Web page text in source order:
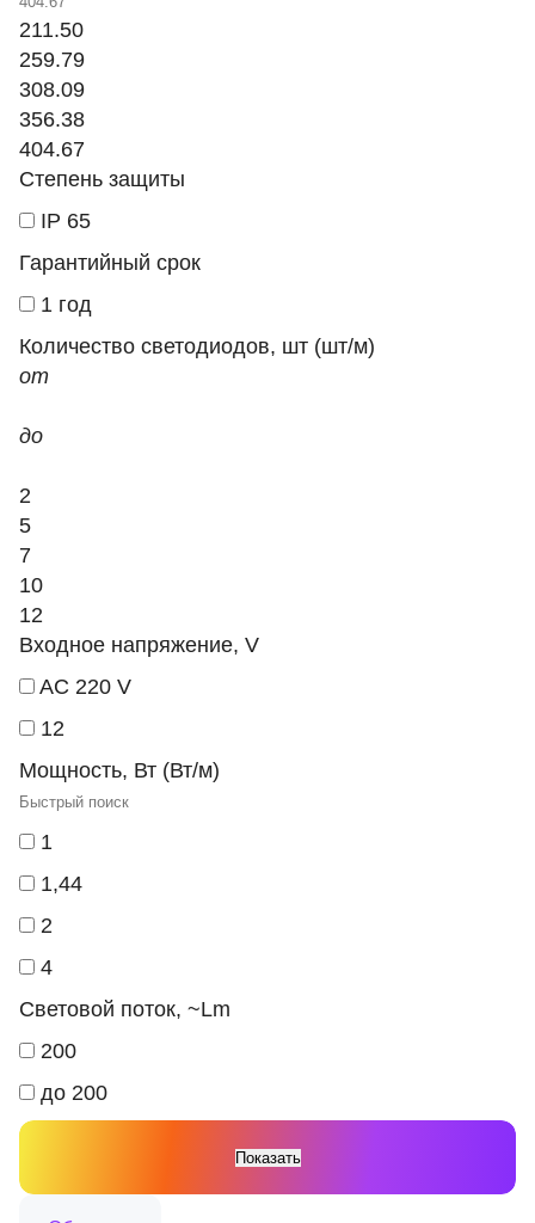
211.50
259.79
308.09
356.38
404.67
Степень защиты
IP 65
Гарантийный срок
1 год
Количество светодиодов, шт (шт/м)
от
до
2
5
7
10
12
Входное напряжение, V
AC 220 V
12
Мощность, Вт (Вт/м)
1
1,44
2
4
Световой поток, ~Lm
200
до 200